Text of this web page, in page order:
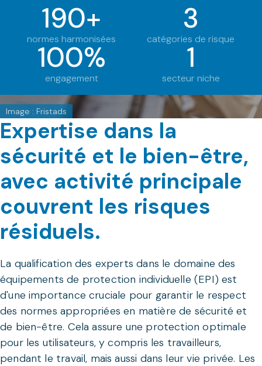
Image : Fristads
190+
normes harmonisées
3
catégories de risque
100%
engagement
1
secteur niche
Expertise dans la
sécurité et le bien-être,
avec activité principale
couvrent les risques
résiduels.
La qualification des experts dans le domaine des
équipements de protection individuelle (EPI) est
d'une importance cruciale pour garantir le respect
des normes appropriées en matière de sécurité et
de bien-être. Cela assure une protection optimale
pour les utilisateurs, y compris les travailleurs,
pendant le travail, mais aussi dans leur vie privée. Les